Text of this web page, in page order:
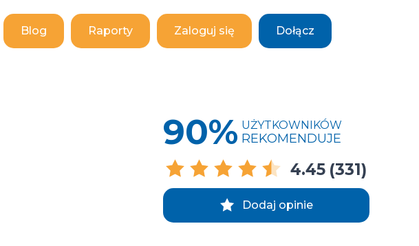
Blog Raporty Zaloguj się Dołącz
90% UŻYTKOWNIKÓW
REKOMENDUJE
4.45 (331)
Dodaj opinie